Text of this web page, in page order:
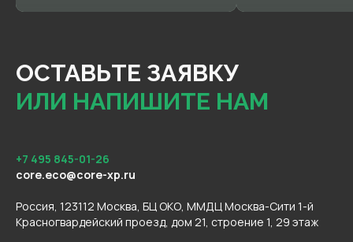
ОСТАВЬТЕ ЗАЯВКУ
ИЛИ НАПИШИТЕ НАМ
+7 495 845-01-26
core.eco@core-xp.ru
Россия, 123112 Москва, БЦ ОКО, ММДЦ Москва-Сити 1-й
Красногвардейский проезд, дом 21, строение 1, 29 этаж